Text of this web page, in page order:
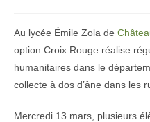
Au lycée Émile Zola de
option Croix Rouge réalise
humanitaires dans le
collecte à dos d’âne dans les
Mercredi 13 mars, plusieurs